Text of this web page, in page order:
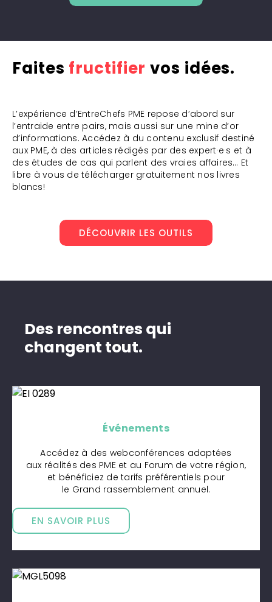
Faites fructifiervos idées.
L’expérience d’EntreChefs PME repose d’abord sur
l’entraide entre pairs, mais aussi sur une mine d’or
d’informations. Accédez à du contenu exclusif destiné
aux PME, à des articles rédigés par des expert·e·s et à
des études de cas qui parlent des vraies affaires… Et
libre à vous de télécharger gratuitement nos livres
blancs!
DÉCOUVRIR LES OUTILS
Des rencontres qui
changent tout.
Événements
Accédez à des webconférences adaptées
aux réalités des PME et au Forum de votre région,
et bénéficiez de tarifs préférentiels pour
le Grand rassemblement annuel.
EN SAVOIR PLUS